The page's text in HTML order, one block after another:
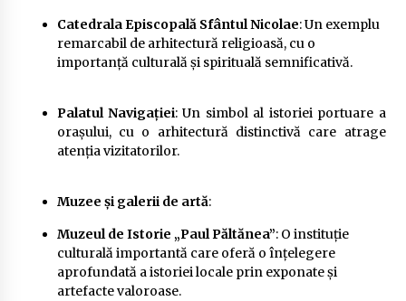
Catedrala Episcopală Sfântul Nicolae: Un exemplu
remarcabil de arhitectură religioasă, cu o
importanță culturală și spirituală semnificativă.
Palatul Navigației: Un simbol al istoriei portuare a
orașului, cu o arhitectură distinctivă care atrage
atenția vizitatorilor.
Muzee și galerii de artă:
Muzeul de Istorie „Paul Păltănea”: O instituție
culturală importantă care oferă o înțelegere
aprofundată a istoriei locale prin exponate și
artefacte valoroase.